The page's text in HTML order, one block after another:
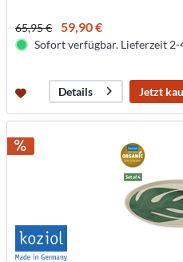
65,95 € 59,90 €
Sofort verfügbar. Lieferzeit 2-
Details Jetzt